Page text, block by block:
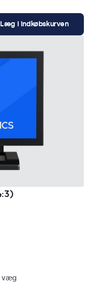
Læg i indkøbskurven
væg